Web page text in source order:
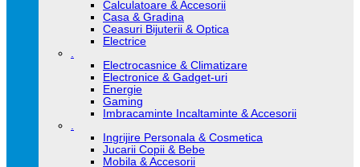
Calculatoare & Accesorii
Casa & Gradina
Ceasuri Bijuterii & Optica
Electrice
.
Electrocasnice & Climatizare
Electronice & Gadget-uri
Energie
Gaming
Imbracaminte Incaltaminte & Accesorii
.
Ingrijire Personala & Cosmetica
Jucarii Copii & Bebe
Mobila & Accesorii